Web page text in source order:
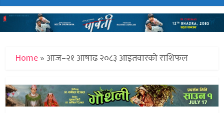
Home»आज–२१ आषाढ २०८३ आइतवारको राशिफल